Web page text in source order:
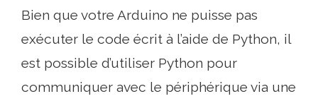
Bien que votre Arduino ne puisse pas
exécuter le code écrit à l’aide de Python, il
est possible d’utiliser Python pour
communiquer avec le périphérique via une